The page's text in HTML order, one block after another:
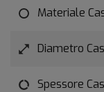
Materiale
Diametro
Spessore